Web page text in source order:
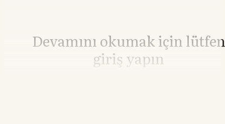
Devamını okumak için lütfen
giriş yapın